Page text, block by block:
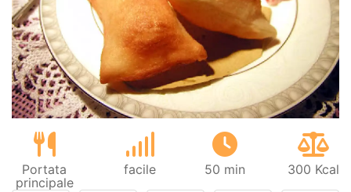
Portata
principale
facile 50 min 300 Kcal